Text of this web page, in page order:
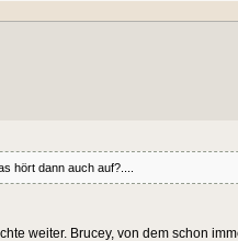
hört dann auch auf?....
weiter. Brucey, von dem schon